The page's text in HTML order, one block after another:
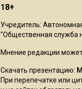
18+
Учредитель:
"Общественная служба
Мнение редакции
Скачать презентацию:
При перепечатке или